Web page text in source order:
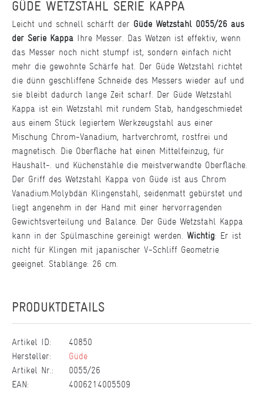
GÜDE WETZSTAHL SERIE KAPPA
Leicht und schnell schärft der Güde Wetzstahl 0055/26 aus
der Serie Kappa Ihre Messer. Das Wetzen ist effektiv, wenn
das Messer noch nicht stumpf ist, sondern einfach nicht
mehr die gewohnte Schärfe hat. Der Güde Wetzstahl richtet
die dünn geschliffene Schneide des Messers wieder auf und
sie bleibt dadurch lange Zeit scharf. Der Güde Wetzstahl
Kappa ist ein Wetzstahl mit rundem Stab, handgeschmiedet
aus einem Stück legiertem Werkzeugstahl aus einer
Mischung Chrom-Vanadium, hartverchromt, rostfrei und
magnetisch. Die Oberfläche hat einen Mittelfeinzug, für
Haushalt-. und Küchenstähle die meistverwandte Oberfläche.
Der Griff des Wetzstahl Kappa von Güde ist aus Chrom
Vanadium.Molybdän Klingenstahl, seidenmatt gebürstet und
liegt angenehm in der Hand mit einer hervorragenden
Gewichtsverteilung und Balance. Der Güde Wetzstahl Kappa
kann in der Spülmaschine gereinigt werden. Wichtig: Er ist
nicht für Klingen mit japanischer V-Schliff Geometrie
geeignet. Stablänge: 26 cm.
PRODUKTDETAILS
Artikel ID:
40850
Hersteller:
Güde
Artikel Nr.:
0055/26
EAN:
4006214005509